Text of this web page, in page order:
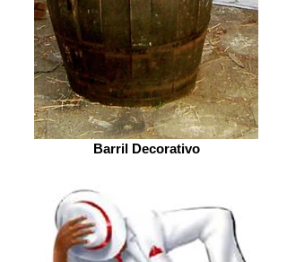
Barril Decorativo